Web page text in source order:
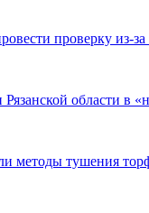
проверку из-
области в
методы тушения